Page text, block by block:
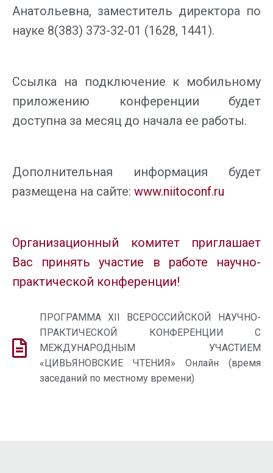
Анатольевна, заместитель директора по
науке 8(383) 373-32-01 (1628, 1441).
Ссылка на подключение к мобильному
приложению конференции будет
доступна за месяц до начала ее работы.
Дополнительная информация будет
размещена на сайте: www.niitoconf.ru
Организационный комитет приглашает
Вас принять участие в работе научно-
практической конференции!
ПРОГРАММА XII ВСЕРОССИЙСКОЙ НАУЧНО-
ПРАКТИЧЕСКОЙ КОНФЕРЕНЦИИ С
МЕЖДУНАРОДНЫМ УЧАСТИЕМ
«ЦИВЬЯНОВСКИЕ ЧТЕНИЯ» Онлайн (время
заседаний по местному времени)